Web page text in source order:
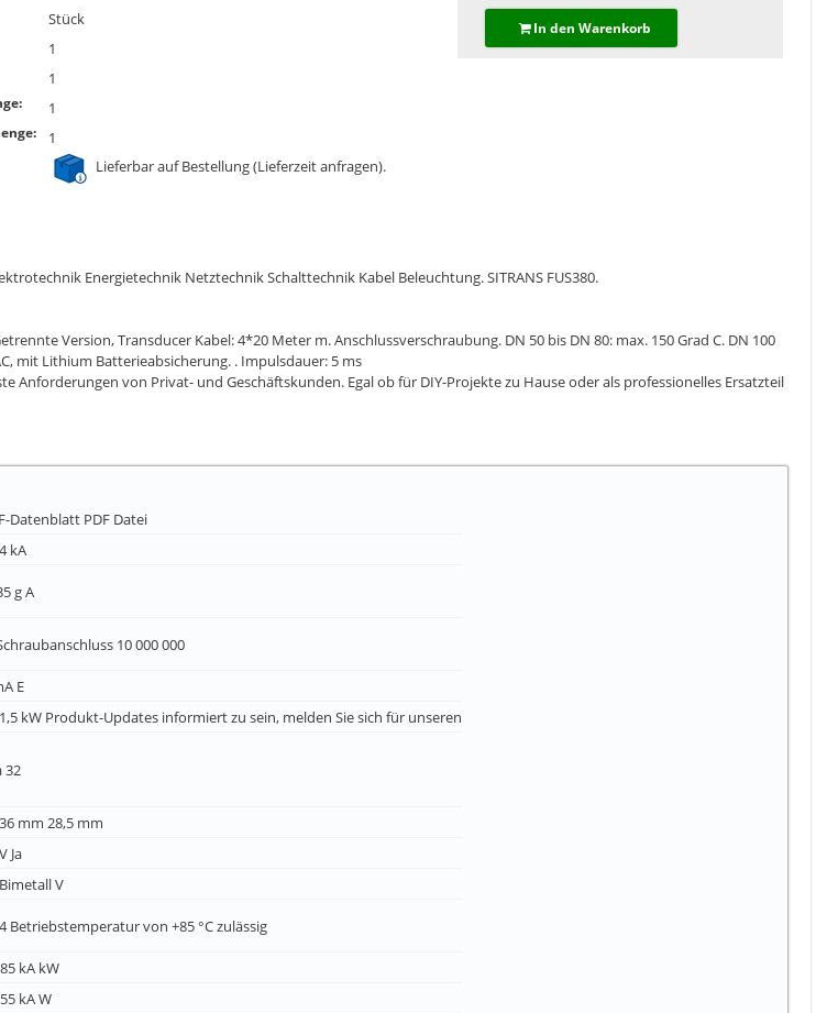
Stück
1
1
1
1
Lieferbar auf Bestellung (Lieferzeit anfragen).
In den Warenkorb
Energietechnik Netztechnik Schalttechnik Kabel Beleuchtung. SITRANS FUS380.
Version, Transducer Kabel: 4*20 Meter m. Anschlussverschraubung. DN 50 bis DN 80: max. 150 Grad C. DN 100
mit Lithium Batterieabsicherung. . Impulsdauer: 5 ms
von Privat- und Geschäftskunden. Egal ob für DIY-Projekte zu Hause oder als professionelles Ersatzteil
Datenblatt PDF Datei
kA
g A
10 000 000
E
kW Produkt-Updates informiert zu sein, melden Sie sich für unseren
32
mm 28,5 mm
Ja
V
Betriebstemperatur von +85 °C zulässig
kA kW
kA W